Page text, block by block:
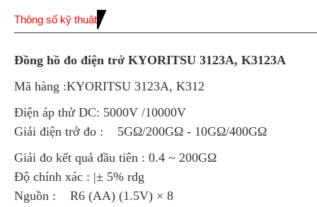
Thông số kỹ thuật
Đồng hồ đo điện trở KYORITSU 3123A, K3123A
Mã hàng :KYORITSU 3123A, K312
Điện áp thử DC: 5000V /10000V
Giải điện trở đo : 5GΩ/200GΩ - 10GΩ/400GΩ
Giải đo kết quả đầu tiên : 0.4 ~ 200GΩ
Độ chính xác : |± 5% rdg
Nguồn : R6 (AA) (1.5V) × 8